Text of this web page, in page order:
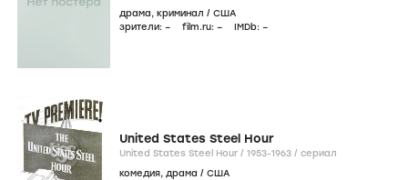
драма, криминал / США
зрители: – film.ru: – IMDb: –
United States Steel Hour
United States Steel Hour / 1953-1963 / сериал
комедия, драма / США